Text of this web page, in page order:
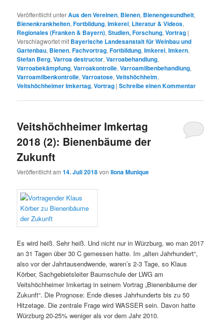
Veröffentlicht unterAus den Vereinen, Bienen, Bienengesundheit,
Bienenkrankheiten,Fortbildung,Imkerei, Literatur & Videos,
Regionales (Franken & Bayern),Studien, Forschung,Vortrag |
Verschlagwortet mit Bayerische Landesanstalt für Weinbau und
Gartenbau, Bienen,Fachvortrag,Fortbildung,Imkerei,Imkern,
Stefan Berg,Varroa destructor,Varroabehandlung,
Varroabekämpfung,Varroakontrolle,Varroamilbenbehandlung,
Varroamilbenkontrolle,Varroatose,Veitshöchheim,
Veitshöchheimer Imkertag,Vortrag |Schreibe einen Kommentar
Veitshöchheimer Imkertag
2018 (2): Bienenbäume der
Zukunft
Veröffentlicht am14. Juli 2018vonIlona Munique
Es wird heiß. Sehr heiß. Und nicht nur in Würzburg, wo man 2017
an 31 Tagen über 30 C gemessen hatte. Im „alten Jahrhundert“,
also vor der Jahrtausendwende, waren’s 2-3 Tage, so Klaus
Körber,Sachgebietsleiter Baumschule der LWGam
Veitshöchheimer Imkertag in seinem Vortrag „Bienenbäume der
Zukunft“. Die Prognose: Ende dieses Jahrhunderts bis zu 50
Hitzetage. Die zentrale Frage wird WASSER sein. Davon hatte
Würzburg 20-25% weniger als vor dem Jahr 2010.